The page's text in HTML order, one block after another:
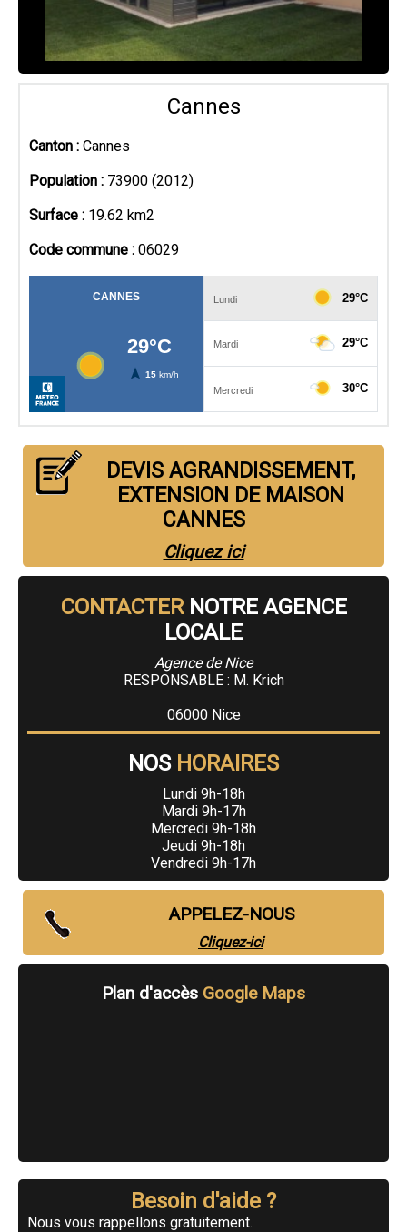
Cannes
Canton : Cannes
Population : 73900 (2012)
Surface : 19.62 km2
Code commune : 06029
DEVIS AGRANDISSEMENT,
EXTENSION DE MAISON
CANNES
Cliquez ici
CONTACTERNOTRE AGENCE
LOCALE
Agence de Nice
RESPONSABLE : M. Krich
06000 Nice
NOS HORAIRES
Lundi 9h-18h
Mardi 9h-17h
Mercredi 9h-18h
Jeudi 9h-18h
Vendredi 9h-17h
APPELEZ-NOUS
Cliquez-ici
Plan d'accès Google Maps
Besoin d'aide ?
Nous vous rappellons gratuitement.